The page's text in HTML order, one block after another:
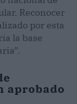
Reconocer
por esta
la base
aprobado